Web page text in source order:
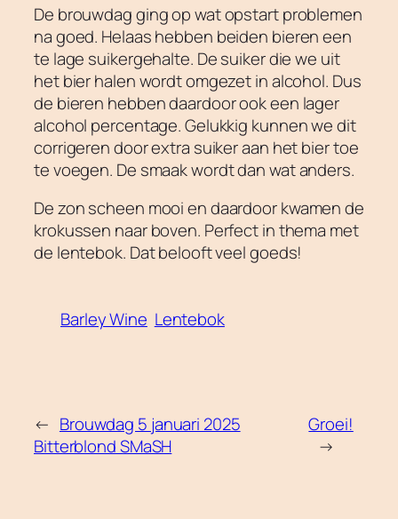
De brouwdag ging op wat opstart problemen
na goed. Helaas hebben beiden bieren een
te lage suikergehalte. De suiker die we uit
het bier halen wordt omgezet in alcohol. Dus
de bieren hebben daardoor ook een lager
alcohol percentage. Gelukkig kunnen we dit
corrigeren door extra suiker aan het bier toe
te voegen. De smaak wordt dan wat anders.
De zon scheen mooi en daardoor kwamen de
krokussen naar boven. Perfect in thema met
de lentebok. Dat belooft veel goeds!
Barley Wine Lentebok
← Brouwdag 5 januari 2025
Bitterblond SMaSH
Groei!
→